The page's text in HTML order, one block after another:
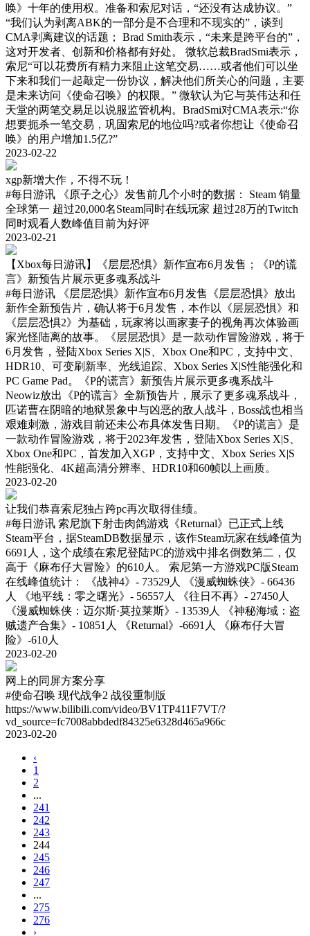
唤》十年的使用权。准备和索尼对话，“还没有达成协议。”
“我们认为剥离ABK的一部分是不合理和不现实的”，谈到
CMA剥离建议的话题； Brad Smith表示，“未来是跨平台的”，
这对开发者、创新和价格都有好处。 微软总裁BradSmi表示，
索尼“可以花费所有精力来阻止这笔交易……或者他们可以坐
下来和我们一起敲定一份协议，解决他们所关心的问题，主要
是未来访问《使命召唤》的权限。” 微软认为它与英伟达和任
天堂的两笔交易足以说服监管机构。BradSmi对CMA表示:“你
想要扼杀一笔交易，巩固索尼的地位吗?或者你想让《使命召
唤》的用户增加1.5亿?”
2023-02-22
xgp新增大作，不得不玩！
#每日游讯
《原子之心》发售前几个小时的数据： Steam 销量
全球第一 超过20,000名Steam同时在线玩家 超过28万的Twitch
同时观看人数峰值​ 目前为好评
2023-02-21
【Xbox每日游讯】《层层恐惧》新作宣布6月发售；《P的谎
言》新预告片展示更多魂系战斗
#每日游讯
《层层恐惧》新作宣布6月发售《层层恐惧》放出
新作全新预告片，确认将于6月发售，本作以《层层恐惧》和
《层层恐惧2》为基础，玩家将以画家妻子的视角再次体验画
家光怪陆离的故事。《层层恐惧》是一款动作冒险游戏，将于
6月发售，登陆Xbox Series X|S、Xbox One和PC，支持中文、
HDR10、可变刷新率、光线追踪、Xbox Series X|S性能强化和
PC Game Pad。《P的谎言》新预告片展示更多魂系战斗
Neowiz放出《P的谎言》全新预告片，展示了更多魂系战斗，
匹诺曹在阴暗的地狱景象中与凶恶的敌人战斗，Boss战也相当
艰难刺激，游戏目前还未公布具体发售日期。《P的谎言》是
一款动作冒险游戏，将于2023年发售，登陆Xbox Series X|S、
Xbox One和PC，首发加入XGP，支持中文、Xbox Series X|S
性能强化、4K超高清分辨率、HDR10和60帧以上画质。
2023-02-20
让我们恭喜索尼独占跨pc再次取得佳绩。
#每日游讯 索尼旗下射击肉鸽游戏《Returnal》已正式上线
Steam平台，据SteamDB数据显示，该作Steam玩家在线峰值为
6691人，这个成绩在索尼登陆PC的游戏中排名倒数第二，仅
高于《麻布仔大冒险》的610人。 索尼第一方游戏PC版Steam
在线峰值统计： 《战神4》- 73529人 《漫威蜘蛛侠》- 66436
人 《地平线：零之曙光》- 56557人 《往日不再》- 27450人
《漫威蜘蛛侠：迈尔斯·莫拉莱斯》- 13539人 《神秘海域：盗
贼遗产合集》- 10851人 《Returnal》-6691人 《麻布仔大冒
险》-610人
2023-02-20
网上的同屏方案分享
#使命召唤 现代战争2 战役重制版
https://www.bilibili.com/video/BV1TP411F7VT/?
vd_source=fc7008abbdedf84325e6328d465a966c
2023-02-20
‹
1
2
...
241
242
243
244
245
246
247
...
275
276
›